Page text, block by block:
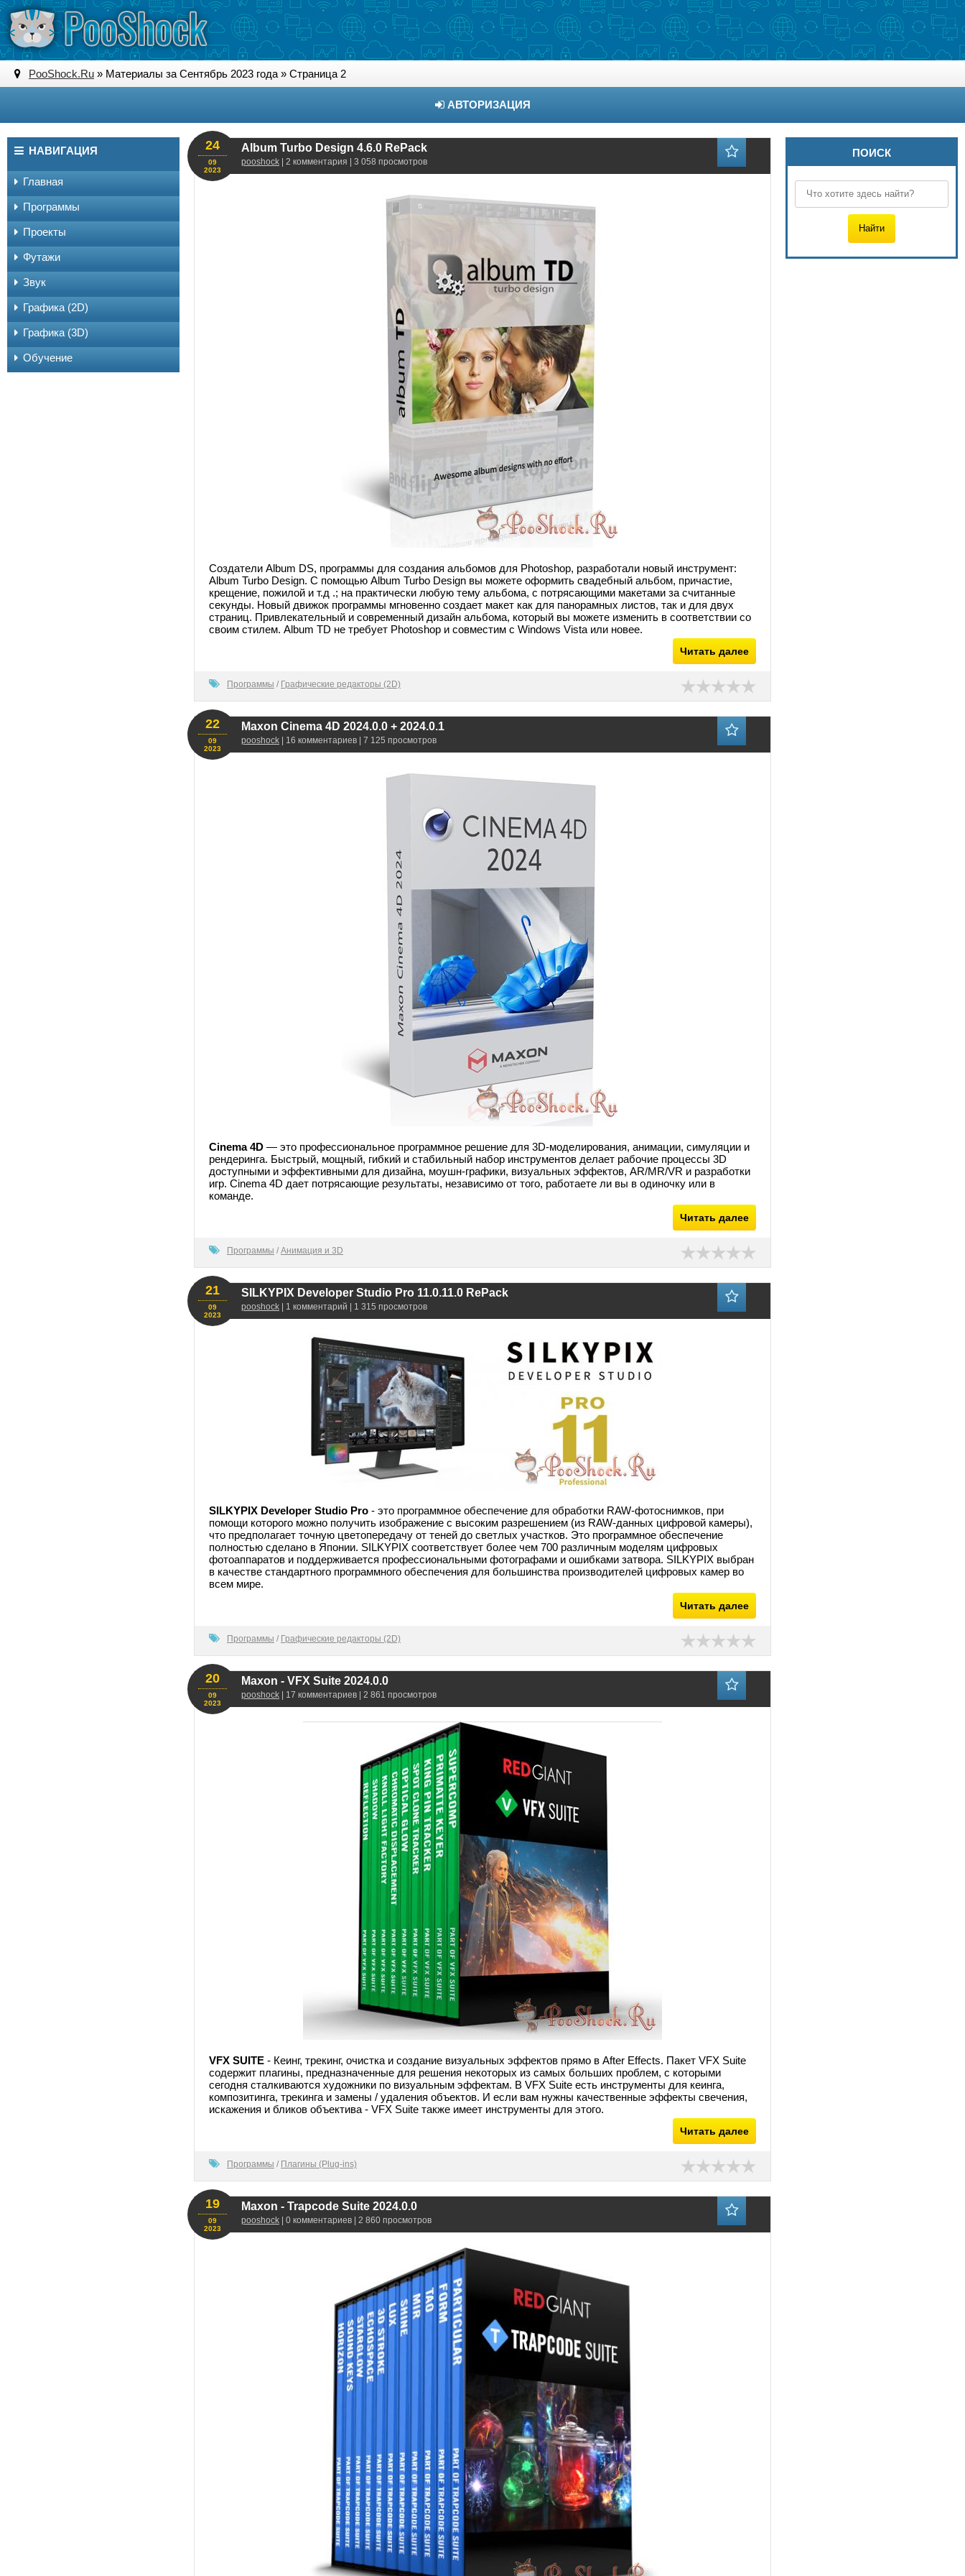
PooShock.Ru » Материалы за Сентябрь 2023 года » Страница 2
АВТОРИЗАЦИЯ
Album Turbo Design 4.6.0 RePack
pooshock | 2 комментария | 3 058 просмотров
24
09
2023
Создатели Album DS, программы для создания альбомов для Photoshop, разработали новый инструмент:
Album Turbo Design. С помощью Album Turbo Design вы можете оформить свадебный альбом, причастие,
крещение, пожилой и т.д .; на практически любую тему альбома, с потрясающими макетами за считанные
секунды. Новый движок программы мгновенно создает макет как для панорамных листов, так и для двух
страниц. Привлекательный и современный дизайн альбома, который вы можете изменить в соответствии со
своим стилем. Album TD не требует Photoshop и совместим с Windows Vista или новее.
Читать далее
Программы / Графические редакторы (2D)
Maxon Cinema 4D 2024.0.0 + 2024.0.1
pooshock | 16 комментариев | 7 125 просмотров
22
09
2023
Cinema 4D — это профессиональное программное решение для 3D-моделирования, анимации, симуляции и
рендеринга. Быстрый, мощный, гибкий и стабильный набор инструментов делает рабочие процессы 3D
доступными и эффективными для дизайна, моушн-графики, визуальных эффектов, AR/MR/VR и разработки
игр. Cinema 4D дает потрясающие результаты, независимо от того, работаете ли вы в одиночку или в
команде.
Читать далее
Программы / Анимация и 3D
SILKYPIX Developer Studio Pro 11.0.11.0 RePack
pooshock | 1 комментарий | 1 315 просмотров
21
09
2023
SILKYPIX Developer Studio Pro - это программное обеспечение для обработки RAW-фотоснимков, при
помощи которого можно получить изображение с высоким разрешением (из RAW-данных цифровой камеры),
что предполагает точную цветопередачу от теней до светлых участков. Это программное обеспечение
полностью сделано в Японии. SILKYPIX соответствует более чем 700 различным моделям цифровых
фотоаппаратов и поддерживается профессиональными фотографами и ошибками затвора. SILKYPIX выбран
в качестве стандартного программного обеспечения для большинства производителей цифровых камер во
всем мире.
Читать далее
Программы / Графические редакторы (2D)
Maxon - VFX Suite 2024.0.0
pooshock | 17 комментариев | 2 861 просмотров
20
09
2023
VFX SUITE - Кеинг, трекинг, очистка и создание визуальных эффектов прямо в After Effects. Пакет VFX Suite
содержит плагины, предназначенные для решения некоторых из самых больших проблем, с которыми
сегодня сталкиваются художники по визуальным эффектам. В VFX Suite есть инструменты для кеинга,
композитинга, трекинга и замены / удаления объектов. И если вам нужны качественные эффекты свечения,
искажения и бликов объектива - VFX Suite также имеет инструменты для этого.
Читать далее
Программы / Плагины (Plug-ins)
Maxon - Trapcode Suite 2024.0.0
pooshock | 0 комментариев | 2 860 просмотров
19
09
2023
НАВИГАЦИЯ
Главная
Программы
Проекты
Футажи
Звук
Графика (2D)
Графика (3D)
Обучение
ПОИСК